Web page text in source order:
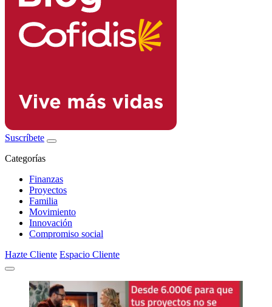
Suscríbete
Categorías
Finanzas
Proyectos
Familia
Movimiento
Innovación
Compromiso social
Hazte Cliente Espacio Cliente